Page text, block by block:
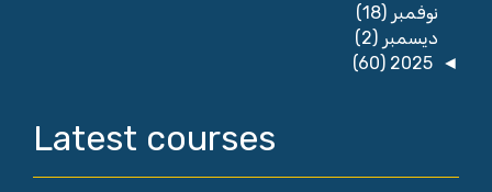
نوفمبر(18)
ديسمبر(2)
◄
2025
(60)
Latest courses